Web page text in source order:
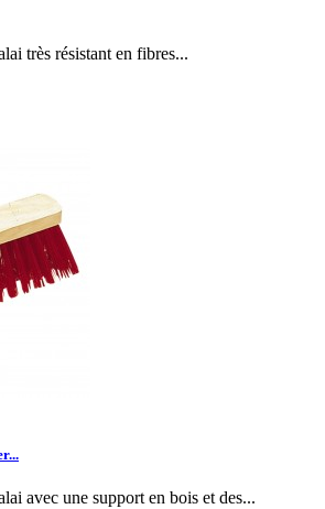
très résistant en fibres...
avec une support en bois et des...